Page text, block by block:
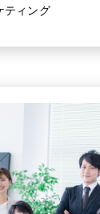
体的な施策の考え
でのフィードバ
満足度を高め、
ティング